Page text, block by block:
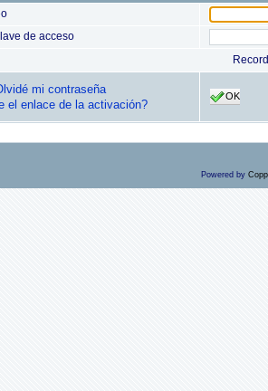
de acceso
mi contraseña
el enlace de la activación?
OK
Powered by